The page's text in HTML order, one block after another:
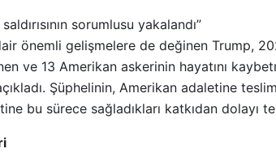
sorumlusu yakalandı”
önemli gelişmelere de değinen Trump,
ve 13 Amerikan askerinin hayatını
Şüphelinin, Amerikan adaletine
bu sürece sağladıkları katkıdan dolayı